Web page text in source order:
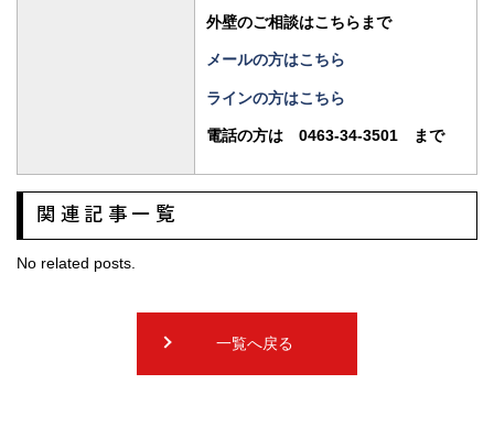
外壁のご相談はこちらまで
メールの方はこちら
ラインの方はこちら
電話の方は 0463-34-3501 まで
関連記事一覧
No related posts.
一覧へ戻る